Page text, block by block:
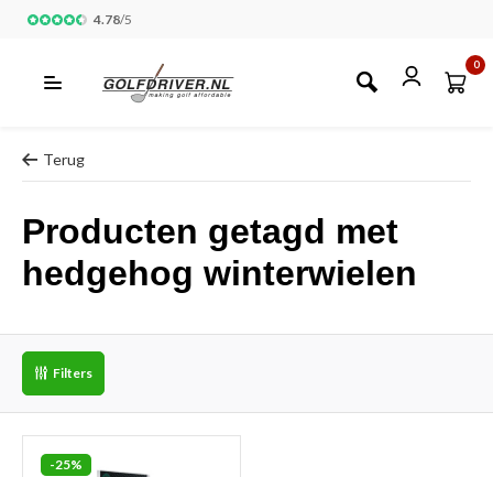
4.78/5
0
Terug
Producten getagd met
hedgehog winterwielen
Filters
-25%